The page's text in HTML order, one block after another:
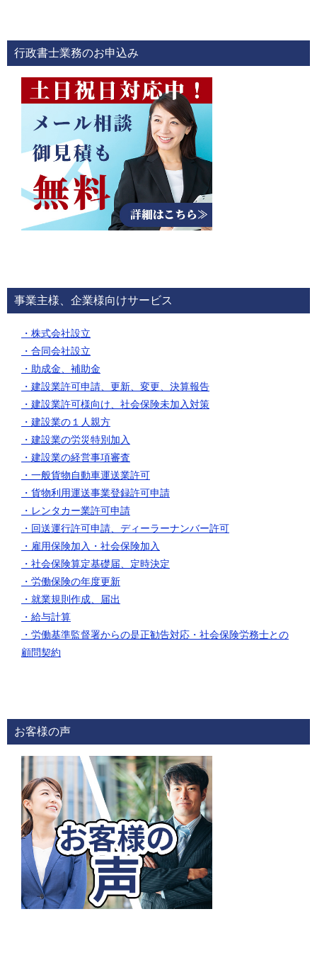
行政書士業務のお申込み
事業主様、企業様向けサービス
・株式会社設立
・合同会社設立
・助成金、補助金
・建設業許可申請、更新、変更、決算報告
・建設業許可様向け、社会保険未加入対策
・建設業の１人親方
・建設業の労災特別加入
・建設業の経営事項審査
・一般貨物自動車運送業許可
・貨物利用運送事業登録許可申請
・レンタカー業許可申請
・回送運行許可申請、ディーラーナンバー許可
・雇用保険加入 ・社会保険加入
・社会保険算定基礎届、定時決定
・労働保険の年度更新
・就業規則作成、届出
・給与計算
・労働基準監督署からの是正勧告対応 ・社会保険労務士との
顧問契約
お客様の声